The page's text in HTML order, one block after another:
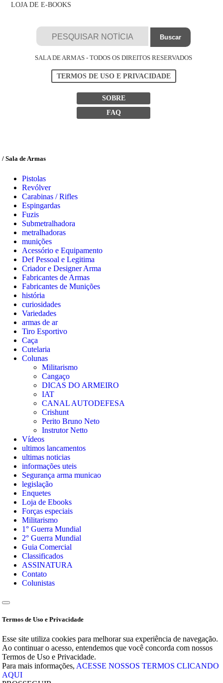
LOJA DE E-BOOKS
SALA DE ARMAS - TODOS OS DIREITOS RESERVADOS
TERMOS DE USO E PRIVACIDADE
SOBRE
FAQ
/ Sala de Armas
Pistolas
Revólver
Carabinas / Rifles
Espingardas
Fuzis
Submetralhadora
metralhadoras
munições
Acessório e Equipamento
Def Pessoal e Legitima
Criador e Designer Arma
Fabricantes de Armas
Fabricantes de Munições
história
curiosidades
Variedades
armas de ar
Tiro Esportivo
Caça
Cutelaria
Colunas
Militarismo
Cangaço
DICAS DO ARMEIRO
IAT
CANAL AUTODEFESA
Crishunt
Perito Bruno Neto
Instrutor Netto
Vídeos
ultimos lancamentos
ultimas noticias
informações uteis
Segurança arma municao
legislação
Enquetes
Loja de Ebooks
Forças especiais
Militarismo
1° Guerra Mundial
2° Guerra Mundial
Guia Comercial
Classificados
ASSINATURA
Contato
Colunistas
Termos de Uso e Privacidade
Esse site utiliza cookies para melhorar sua experiência de navegação.
Ao continuar o acesso, entendemos que você concorda com nossos
Termos de Uso e Privacidade.
Para mais informações, ACESSE NOSSOS TERMOS CLICANDO
AQUI